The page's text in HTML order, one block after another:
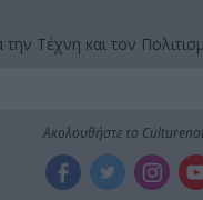
Τέχνη και τον
Ακολουθήστε το